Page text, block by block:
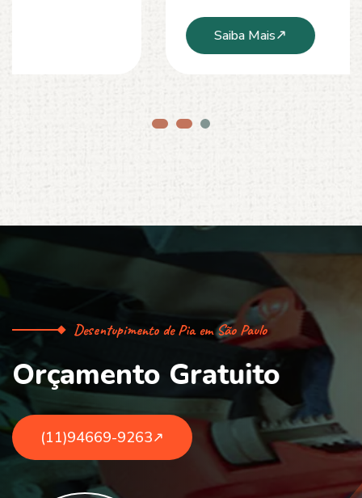
Desentupimento de Pia em São Paulo
Orçamento Gratuito
(11)94669-9263